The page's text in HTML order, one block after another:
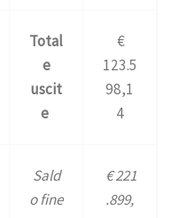
Total
e
uscit
e
€
123.5
98,1
4
Sald
o fine
€ 221
.899,